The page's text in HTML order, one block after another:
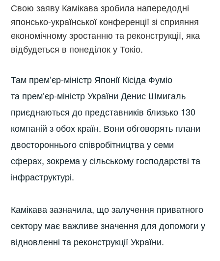
Свою заяву Камікава зробила напередодні
японсько-української конференції зі сприяння
економічному зростанню та реконструкції, яка
відбудеться в понеділок у Токіо.
Там прем’єр-міністр Японії Кісіда Фуміо
та прем’єр-міністр України Денис Шмигаль
приєднаються до представників близько 130
компаній з обох країн. Вони обговорять плани
двостороннього співробітництва у семи
сферах, зокрема у сільському господарстві та
інфраструктурі.
Камікава зазначила, що залучення приватного
сектору має важливе значення для допомоги у
відновленні та реконструкції України.